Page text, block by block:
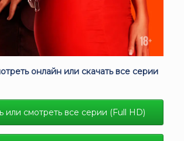
онлайн или скачать все серии
или смотреть все серии (Full HD)